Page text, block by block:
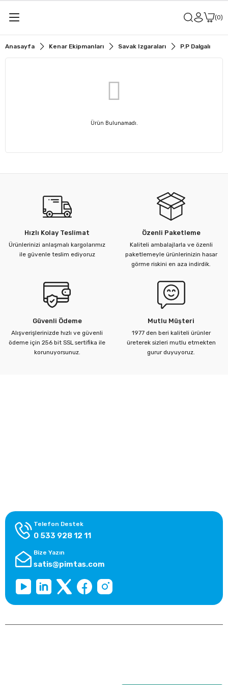
0
Anasayfa Kenar Ekipmanları Savak Izgaraları P.P Dalgalı
Ürün Bulunamadı.
Hızlı Kolay Teslimat
Ürünlerinizi anlaşmalı kargolarımız
ile güvenle teslim ediyoruz
Özenli Paketleme
Kaliteli ambalajlarla ve özenli
paketlemeyle ürünlerinizin hasar
görme riskini en aza indirdik.
Güvenli Ödeme
Alışverişlerinizde hızlı ve güvenli
ödeme için 256 bit SSL sertifika ile
korunuyorsunuz.
Mutlu Müşteri
1977 den beri kaliteli ürünler
üreterek sizleri mutlu etmekten
gurur duyuyoruz.
Telefon Destek
0 533 928 12 11
Bize Yazın
satis@pimtas.com